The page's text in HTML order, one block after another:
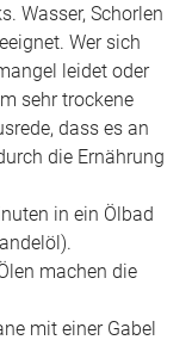
Wasser, Schorlen
Wer sich
leidet oder
sehr trockene
dass es an
die Ernährung
in ein Ölbad
machen die
mit einer Gabel